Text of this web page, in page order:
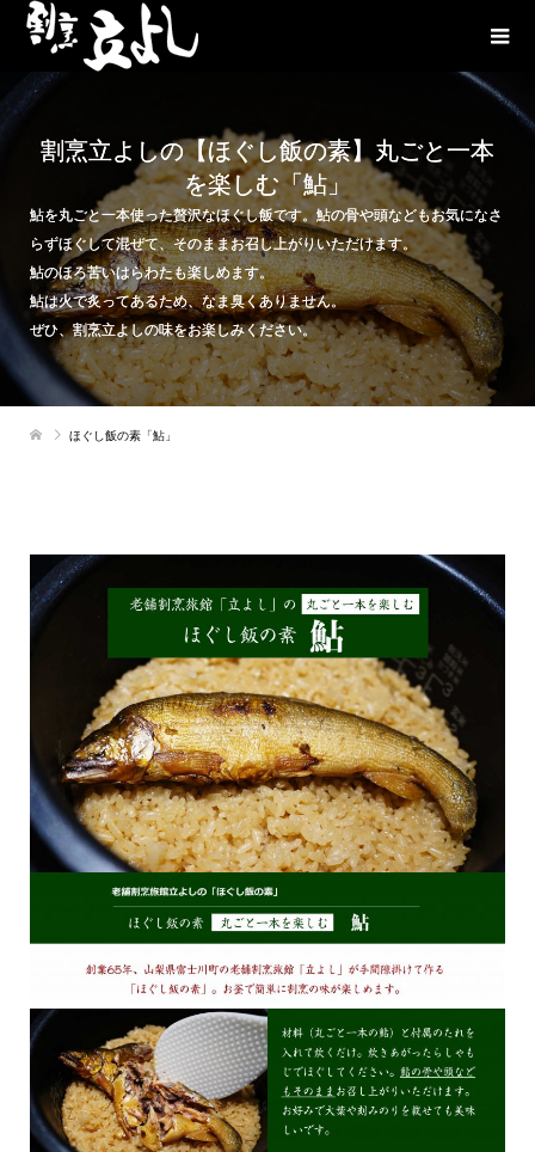
割烹立よしの【ほぐし飯の素】丸ごと一本
を楽しむ「鮎」
鮎を丸ごと一本使った贅沢なほぐし飯です。鮎の骨や頭などもお気になさ
らずほぐして混ぜて、そのままお召し上がりいただけます。
鮎のほろ苦いはらわたも楽しめます。
鮎は火で炙ってあるため、なま臭くありません。
ぜひ、割烹立よしの味をお楽しみください。
ほぐし飯の素「鮎」